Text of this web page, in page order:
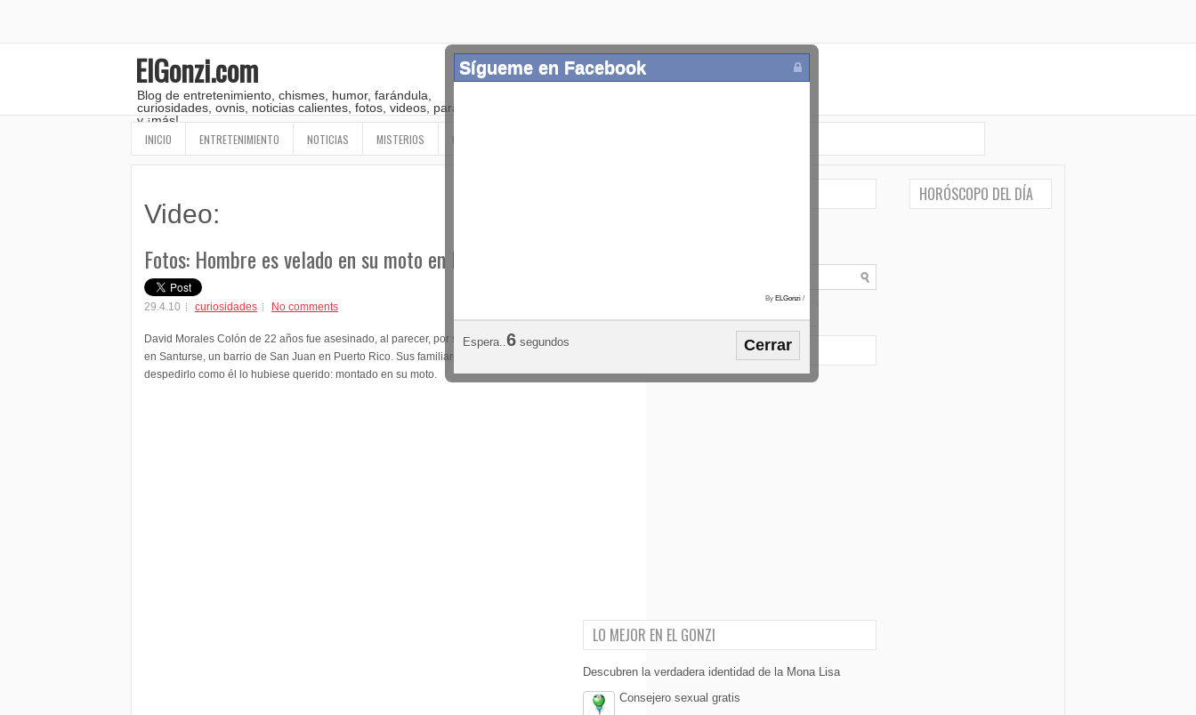
ElGonzi.com
Blog de entretenimiento, chismes, humor, farándula,
curiosidades, ovnis, noticias calientes, fotos, videos, paranormal
y ¡más!
INICIO ENTRETENIMIENTO NOTICIAS MISTERIOS OTROS
Video:
Fotos: Hombre es velado en su moto en Puerto Rico
29.4.10 curiosidades No comments
David Morales Colón de 22 años fue asesinado, al parecer, por sicarios
en Santurse, un barrio de San Juan en Puerto Rico. Sus familiares no dudaron en
despedirlo como él lo hubiese querido: montado en su moto.
LO MEJOR EN EL GONZI
Descubren la verdadera identidad de la Mona Lisa
Consejero sexual gratis
Sígueme en Facebook
By ELGonzi /
Espera..5 segundos Cerrar
HORÓSCOPO DEL DÍA